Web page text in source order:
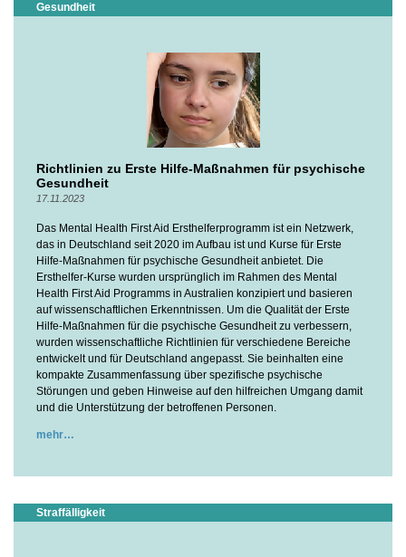
Gesundheit
Richtlinien zu Erste Hilfe-Maßnahmen für psychische
Gesundheit
17.11.2023
Das Mental Health First Aid Ersthelferprogramm ist ein Netzwerk,
das in Deutschland seit 2020 im Aufbau ist und Kurse für Erste
Hilfe-Maßnahmen für psychische Gesundheit anbietet. Die
Ersthelfer-Kurse wurden ursprünglich im Rahmen des Mental
Health First Aid Programms in Australien konzipiert und basieren
auf wissenschaftlichen Erkenntnissen. Um die Qualität der Erste
Hilfe-Maßnahmen für die psychische Gesundheit zu verbessern,
wurden wissenschaftliche Richtlinien für verschiedene Bereiche
entwickelt und für Deutschland angepasst. Sie beinhalten eine
kompakte Zusammenfassung über spezifische psychische
Störungen und geben Hinweise auf den hilfreichen Umgang damit
und die Unterstützung der betroffenen Personen.
mehr
Straffälligkeit